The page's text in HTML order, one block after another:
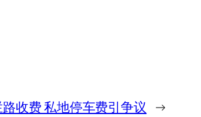
收费 私地停车费引争议 →